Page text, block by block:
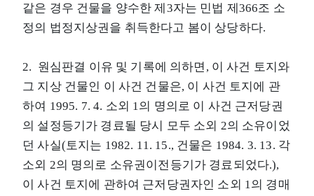
같은 경우 건물을 양수한 제3자는 민법 제366조 소
정의 법정지상권을 취득한다고 봄이 상당하다.
2. 원심판결 이유 및 기록에 의하면, 이 사건 토지와
그 지상 건물인 이 사건 건물은, 이 사건 토지에 관
하여 1995. 7. 4. 소외 1의 명의로 이 사건 근저당권
의 설정등기가 경료될 당시 모두 소외 2의 소유이었
던 사실(토지는 1982. 11. 15., 건물은 1984. 3. 13. 각
소외 2의 명의로 소유권이전등기가 경료되었다.),
이 사건 토지에 관하여 근저당권자인 소외 1의 경매